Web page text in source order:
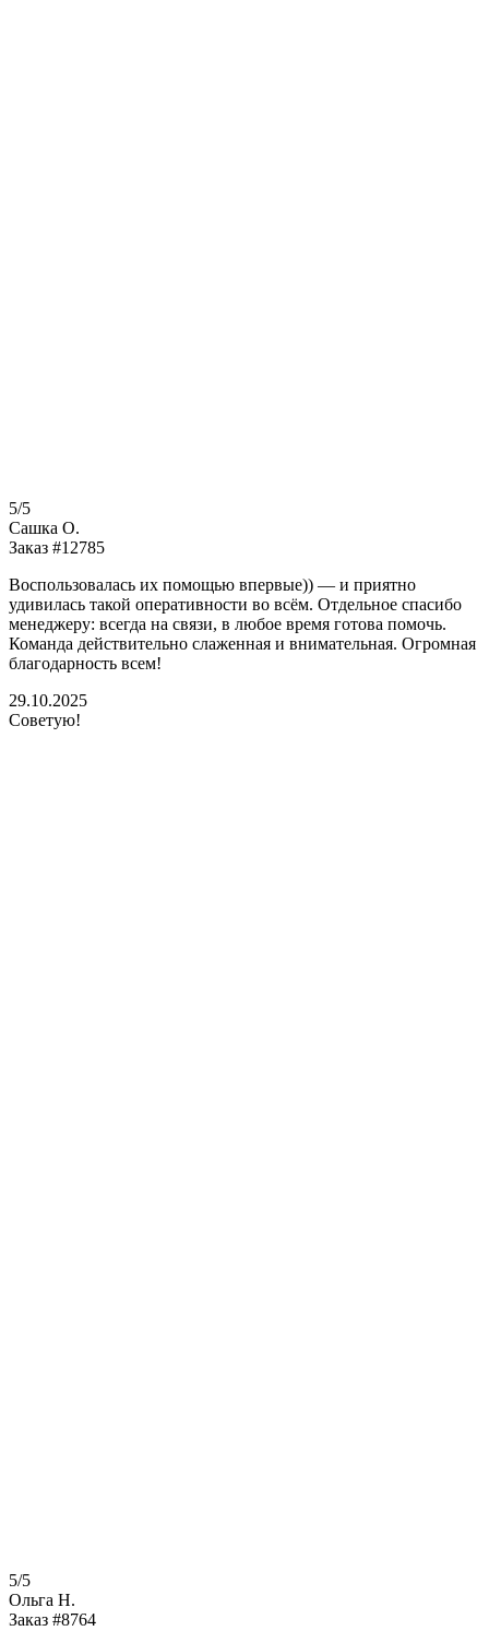
5/5
Сашка О.
Заказ #12785
Воспользовалась их помощью впервые)) — и приятно
удивилась такой оперативности во всём. Отдельное спасибо
менеджеру: всегда на связи, в любое время готова помочь.
Команда действительно слаженная и внимательная. Огромная
благодарность всем!
29.10.2025
Советую!
5/5
Ольга Н.
Заказ #8764